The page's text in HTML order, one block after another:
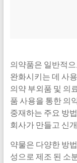
의약품은 일반적
완화시키는 데 사
의약 부외품 및 의
품 사용을 통한 의
중재하는 주요 방
회사가 만들고 신
약물은 다양한 방
성으로 제조 된 소